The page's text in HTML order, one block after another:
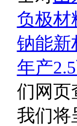
负极材
钠能新
年产
们网页
我们将